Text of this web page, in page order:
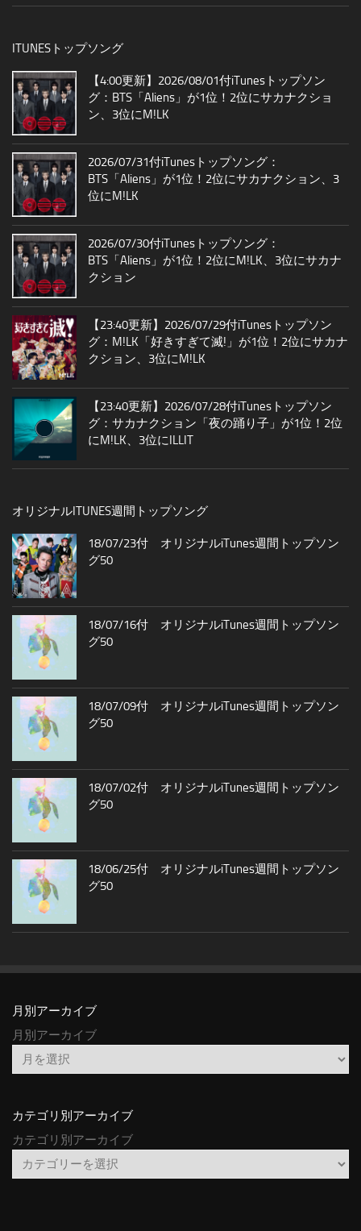
ITUNESトップソング
【4:00更新】2026/08/01付iTunesトップソン
グ：BTS「Aliens」が1位！2位にサカナクショ
ン、3位にM!LK
2026/07/31付iTunesトップソング：
BTS「Aliens」が1位！2位にサカナクション、3
位にM!LK
2026/07/30付iTunesトップソング：
BTS「Aliens」が1位！2位にM!LK、3位にサカナ
クション
【23:40更新】2026/07/29付iTunesトップソン
グ：M!LK「好きすぎて滅!」が1位！2位にサカナ
クション、3位にM!LK
【23:40更新】2026/07/28付iTunesトップソン
グ：サカナクション「夜の踊り子」が1位！2位
にM!LK、3位にILLIT
オリジナルITUNES週間トップソング
18/07/23付 オリジナルiTunes週間トップソン
グ50
18/07/16付 オリジナルiTunes週間トップソン
グ50
18/07/09付 オリジナルiTunes週間トップソン
グ50
18/07/02付 オリジナルiTunes週間トップソン
グ50
18/06/25付 オリジナルiTunes週間トップソン
グ50
月別アーカイブ
月別アーカイブ
カテゴリ別アーカイブ
カテゴリ別アーカイブ